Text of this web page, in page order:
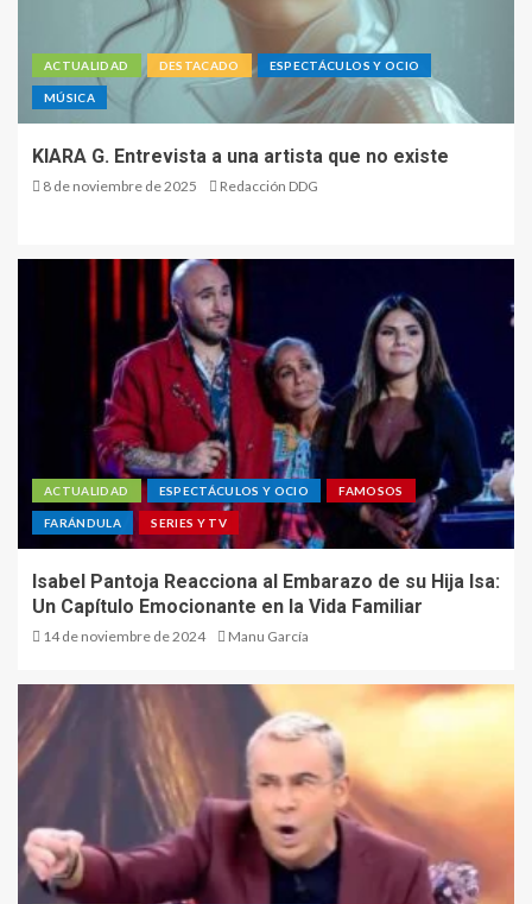
ACTUALIDAD DESTACADO ESPECTÁCULOS Y OCIO
MÚSICA
KIARA G. Entrevista a una artista que no existe
8 de noviembre de 2025 Redacción DDG
ACTUALIDAD ESPECTÁCULOS Y OCIO FAMOSOS
FARÁNDULA SERIES Y TV
Isabel Pantoja Reacciona al Embarazo de su Hija Isa:
Un Capítulo Emocionante en la Vida Familiar
14 de noviembre de 2024 Manu García